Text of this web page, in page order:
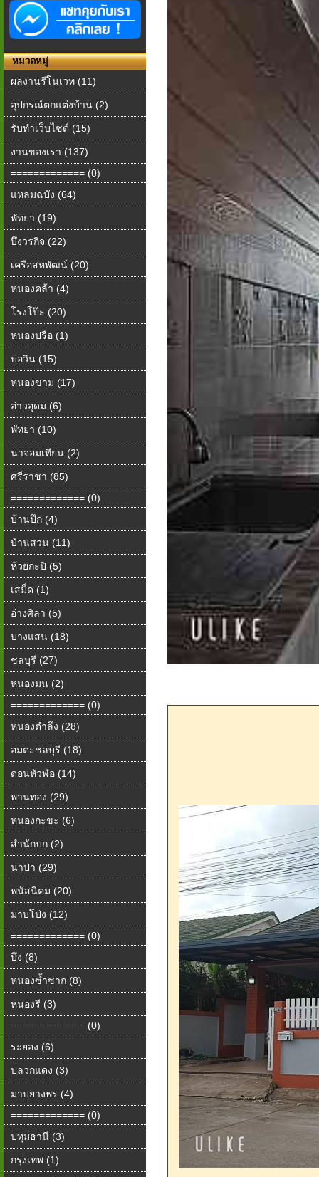
หมวดหมู่
ผลงานรีโนเวท (11)
อุปกรณ์ตกแต่งบ้าน (2)
รับทำเว็บไซต์ (15)
งานของเรา (137)
============= (0)
แหลมฉบัง (64)
พัทยา (19)
บึงวรกิจ (22)
เครือสหพัฒน์ (20)
หนองคล้า (4)
โรงโป๊ะ (20)
หนองปรือ (1)
บ่อวิน (15)
หนองขาม (17)
อ่าวอุดม (6)
พัทยา (10)
นาจอมเทียน (2)
ศรีราชา (85)
============= (0)
บ้านปึก (4)
บ้านสวน (11)
ห้วยกะปิ (5)
เสม็ด (1)
อ่างศิลา (5)
บางแสน (18)
ชลบุรี (27)
หนองมน (2)
============= (0)
หนองตำลึง (28)
อมตะชลบุรี (18)
ดอนหัวฬ่อ (14)
พานทอง (29)
หนองกะขะ (6)
สำนักบก (2)
นาป่า (29)
พนัสนิคม (20)
มาบโป่ง (12)
============= (0)
บึง (8)
หนองซ้ำซาก (8)
หนองรี (3)
============= (0)
ระยอง (6)
ปลวกแดง (3)
มาบยางพร (4)
============= (0)
ปทุมธานี (3)
กรุงเทพ (1)